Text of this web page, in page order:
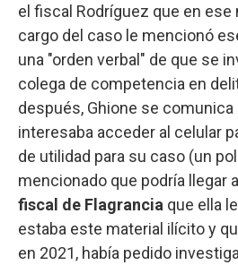
el fiscal Rodríguez que en
cargo del caso le mencionó
una "orden verbal" de que se
colega de competencia en
después, Ghione se comunica
interesaba acceder al celular
de utilidad para su caso (un
mencionado que podría llegar
fiscal de Flagrancia que ella
estaba este material ilícito y
en 2021, había pedido